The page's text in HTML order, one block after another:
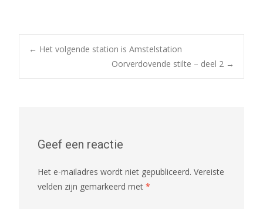
Post navigation
← Het volgende station is Amstelstation
Oorverdovende stilte – deel 2 →
Geef een reactie
Het e-mailadres wordt niet gepubliceerd. Vereiste
velden zijn gemarkeerd met *